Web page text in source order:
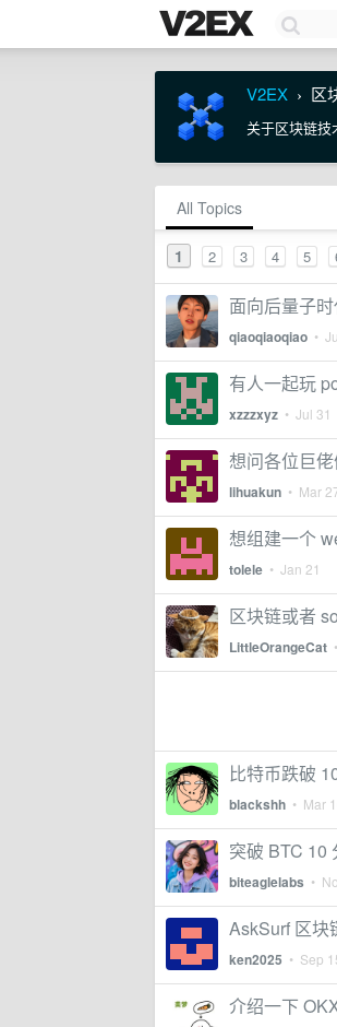
V2EX › 区
关于区块链技
All Topics
1 2 3 4 5
面向后量子
qiaoqiaoqiao •
有人一起玩
xzzzxyz • Jul 31
想问各位巨
lihuakun • Mar
想组建一个
tolele • Jan 21
区块链或者
LittleOrangeCat •
比特币跌破
blackshh • Mar
突破 BTC 10
biteaglelabs •
AskSurf 区块
ken2025 • Sep
介绍一下